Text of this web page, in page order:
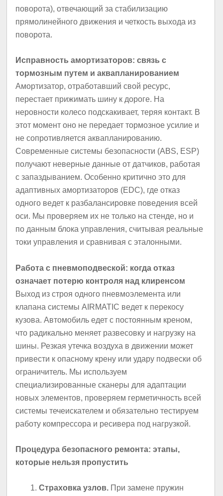
поворота), отвечающий за стабилизацию
прямолинейного движения и четкость выхода из
поворота.
Исправность амортизаторов: связь с
тормозным путем и аквапланированием
Амортизатор, отработавший свой ресурс,
перестает прижимать шину к дороге. На
неровности колесо подскакивает, теряя контакт. В
этот момент оно не передает тормозное усилие и
не сопротивляется аквапланированию.
Современные системы безопасности (ABS, ESP)
получают неверные данные от датчиков, работая
с запаздыванием. Особенно критично это для
адаптивных амортизаторов (EDC), где отказ
одного ведет к разбалансировке поведения всей
оси. Мы проверяем их не только на стенде, но и
по данным блока управления, считывая реальные
токи управления и сравнивая с эталонными.
Работа с пневмоподвеской: когда отказ
означает потерю контроля над клиренсом
Выход из строя одного пневмоэлемента или
клапана системы AIRMATIC ведет к перекосу
кузова. Автомобиль едет с постоянным креном,
что радикально меняет развесовку и нагрузку на
шины. Резкая утечка воздуха в движении может
привести к опасному крену или удару подвески об
ограничитель. Мы используем
специализированные сканеры для адаптации
новых элементов, проверяем герметичность всей
системы течеискателем и обязательно тестируем
работу компрессора и ресивера под нагрузкой.
Процедура безопасного ремонта: этапы,
которые нельзя пропустить
Страховка узлов. При замене пружин